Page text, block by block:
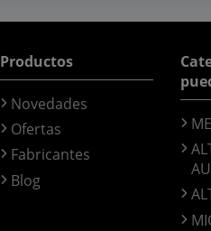
Productos
Novedades
Ofertas
Fabricantes
Blog